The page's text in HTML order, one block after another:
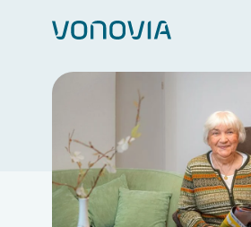
Zuhause finden
Mein Zuhause
Loading...